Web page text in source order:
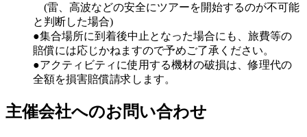
(雷、高波などの安全にツアーを開始するのが不可能
と判断した場合)
●集合場所に到着後中止となった場合にも、旅費等の
賠償には応じかねますので予めご了承ください。
●アクティビティに使用する機材の破損は、修理代の
全額を損害賠償請求します。
主催会社へのお問い合わせ